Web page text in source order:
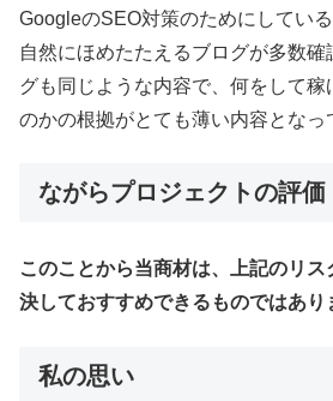
GoogleのSEO対策のためにしてい
自然にほめたたえるブログが多数確
グも同じような内容で、何をして
のかの根拠がとても薄い内容となっ
ながらプロジェクトの評価
このことから当商材は、上記のリス
決しておすすめできるものではあり
私の思い